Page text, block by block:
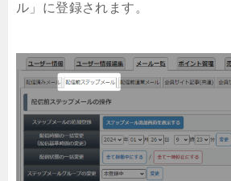
ル」に登録されます。